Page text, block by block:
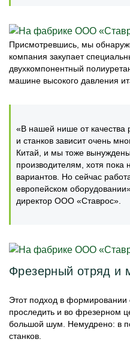
Присмотревшись, мы
компания закупает
двухкомпонентный
машине высокого давления
«В нашей нише от качества
и станков зависит очень
Китай, и мы тоже
производителям, хотя
вариантов. Но сейчас
европейском
директор ООО «Ставрос».
Фрезерный отряд и
Этот подход в формировании
проследить и во фрезерном
большой шум. Немудрено: в
станков.